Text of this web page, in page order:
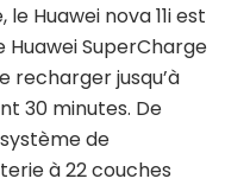
Huawei nova 11i est
Huawei SuperCharge
recharger jusqu’à
30 minutes. De
de
à 22 couches